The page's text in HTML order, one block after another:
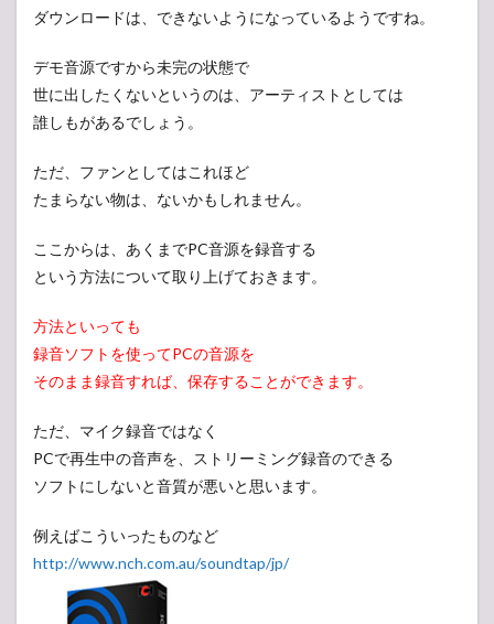
ダウンロードは、できないようになっているようですね。
デモ音源ですから未完の状態で
世に出したくないというのは、アーティストとしては
誰しもがあるでしょう。
ただ、ファンとしてはこれほど
たまらない物は、ないかもしれません。
ここからは、あくまでPC音源を録音する
という方法について取り上げておきます。
方法といっても
録音ソフトを使ってPCの音源を
そのまま録音すれば、保存することができます。
ただ、マイク録音ではなく
PCで再生中の音声を、ストリーミング録音のできる
ソフトにしないと音質が悪いと思います。
例えばこういったものなど
http://www.nch.com.au/soundtap/jp/